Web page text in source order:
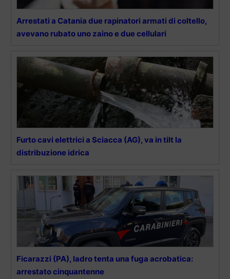
Arrestati a Catania due rapinatori armati di coltello,
avevano rubato uno zaino e due cellulari
Furto cavi elettrici a Sciacca (AG), va in tilt la
distribuzione idrica
Ficarazzi (PA), ladro tenta una fuga acrobatica:
arrestato cinquantenne